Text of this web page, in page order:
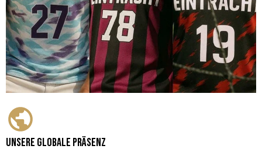
Unsere globale Präsenz